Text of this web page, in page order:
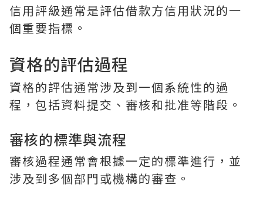
信用評級通常是評估借款方信用狀況的一
個重要指標。
資格的評估過程
資格的評估通常涉及到一個系統性的過
程，包括資料提交、審核和批准等階段。
審核的標準與流程
審核過程通常會根據一定的標準進行，並
涉及到多個部門或機構的審查。